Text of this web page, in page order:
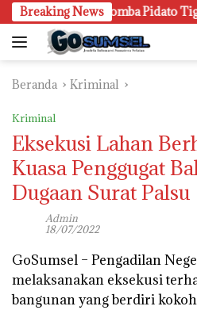
Langsung
ke
konten
Breaking News
Gen Z, Lomba Pidato Tiga
Beranda Kriminal
Kriminal
Eksekusi Lahan
Kuasa Penggugat
Dugaan Surat Palsu
Admin
18/07/2022
GoSumsel – Pengadilan
melaksanakan eksekusi
bangunan yang berdiri